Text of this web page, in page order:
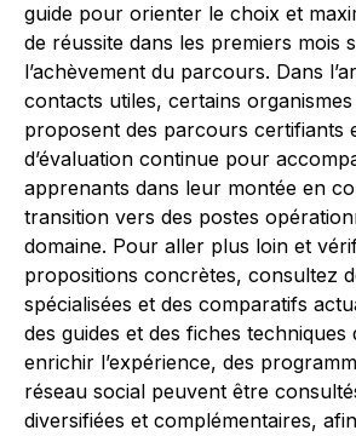
guide pour orienter le choix et
de réussite dans les premiers mois
l’achèvement du parcours. Dans
contacts utiles, certains
proposent des parcours certifiants
d’évaluation continue pour
apprenants dans leur montée en
transition vers des postes
domaine. Pour aller plus loin et
propositions concrètes, consultez
spécialisées et des comparatifs
des guides et des fiches techniques
enrichir l’expérience, des
réseau social peuvent être
diversifiées et complémentaires,